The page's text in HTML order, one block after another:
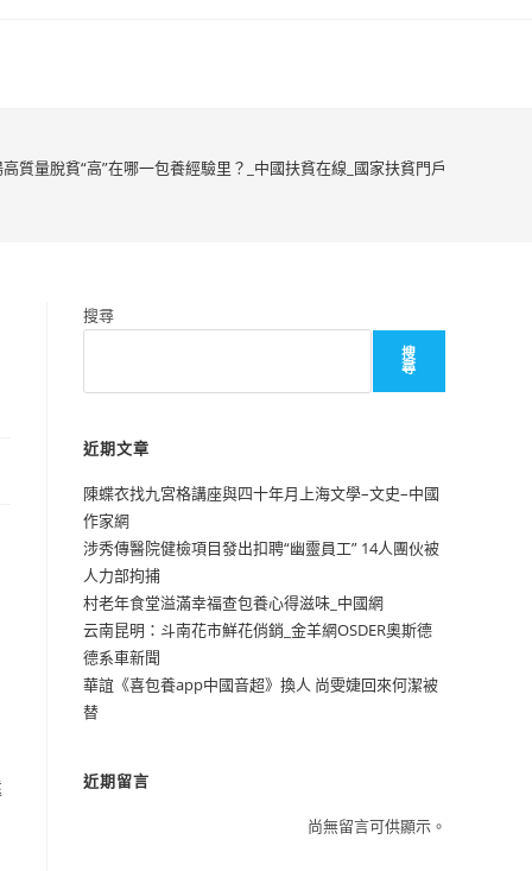
質量脫貧“高”在哪一包養經驗里？_中國扶貧在線_國家扶貧門戶
搜尋
搜
尋
近期文章
陳蝶衣找九宮格講座與四十年月上海文學–文史–中國
作家網
涉秀傳醫院健檢項目發出扣聘“幽靈員工” 14人團伙被
人力部拘捕
村老年食堂溢滿幸福查包養心得滋味_中國網
云南昆明：斗南花市鮮花俏銷_金羊網OSDER奧斯德
德系車新聞
華誼《喜包養app中國音超》換人 尚雯婕回來何潔被
替
近期留言
尚無留言可供顯示。